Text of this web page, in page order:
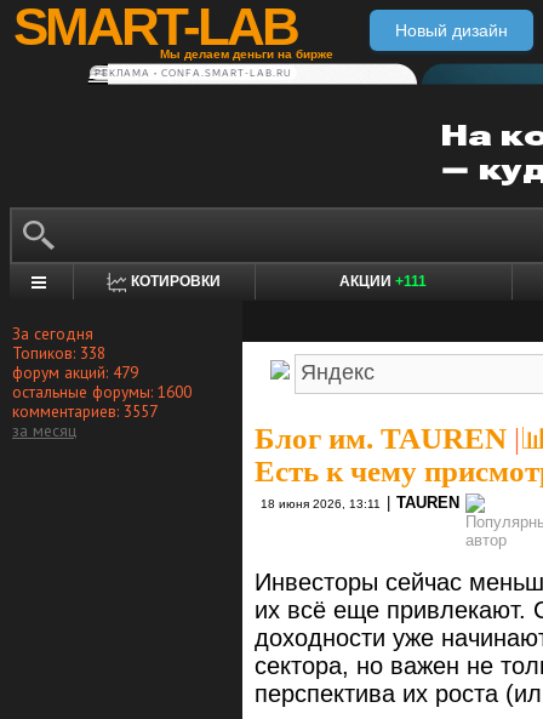
SMART-LAB
Мы делаем деньги на бирже
Новый дизайн
РЕКЛАМА • CONFA.SMART-LAB.RU
КОТИРОВКИ АКЦИИ +111
За сегодня
Топиков: 338
форум акций: 479
остальные форумы: 1600
комментариев: 3557
за месяц
Блог им. TAUREN |
Есть к чему
18 июня 2026, 13:11 TAUREN
Инвесторы сейчас
их всё еще привлекают.
доходности уже
сектора, но важен не
перспектива их роста